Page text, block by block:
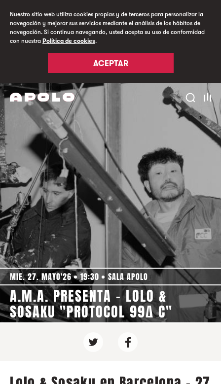
Nuestro sitio web utiliza cookies propias y de terceros para personalizar la
navegación y mejorar sus servicios mediante el análisis de los hábitos de
navegación. Si continua navegando, usted acepta su uso de conformidad
con nuestra Política de cookies.
ACEPTAR
MIE. 27. MAYO'26 19:30 SALA APOLO
A.M.A. PRESENTA - LOLO &
SOSAKU "PROTOCOL 99Δ C"